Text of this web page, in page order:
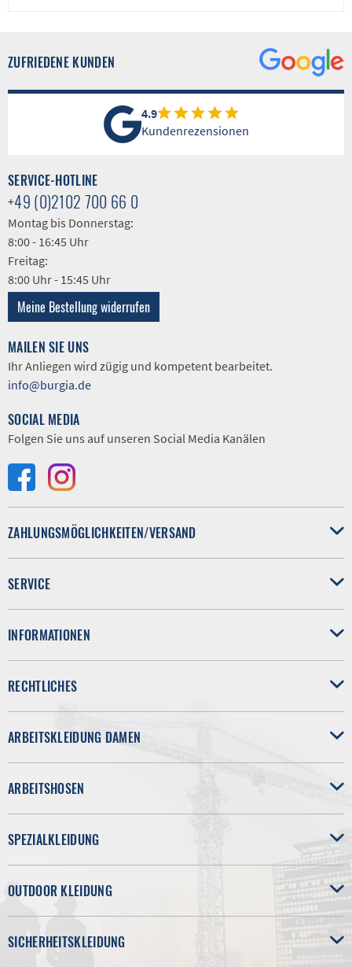
ZUFRIEDENE KUNDEN
4.9
Kundenrezensionen
SERVICE-HOTLINE
+49 (0)2102 700 66 0
Montag bis Donnerstag:
8:00 - 16:45 Uhr
Freitag:
8:00 Uhr - 15:45 Uhr
Meine Bestellung widerrufen
MAILEN SIE UNS
Ihr Anliegen wird zügig und kompetent bearbeitet.
info@burgia.de
SOCIAL MEDIA
Folgen Sie uns auf unseren Social Media Kanälen
ZAHLUNGSMÖGLICHKEITEN/VERSAND
SERVICE
INFORMATIONEN
RECHTLICHES
ARBEITSKLEIDUNG DAMEN
ARBEITSHOSEN
SPEZIALKLEIDUNG
OUTDOOR KLEIDUNG
SICHERHEITSKLEIDUNG